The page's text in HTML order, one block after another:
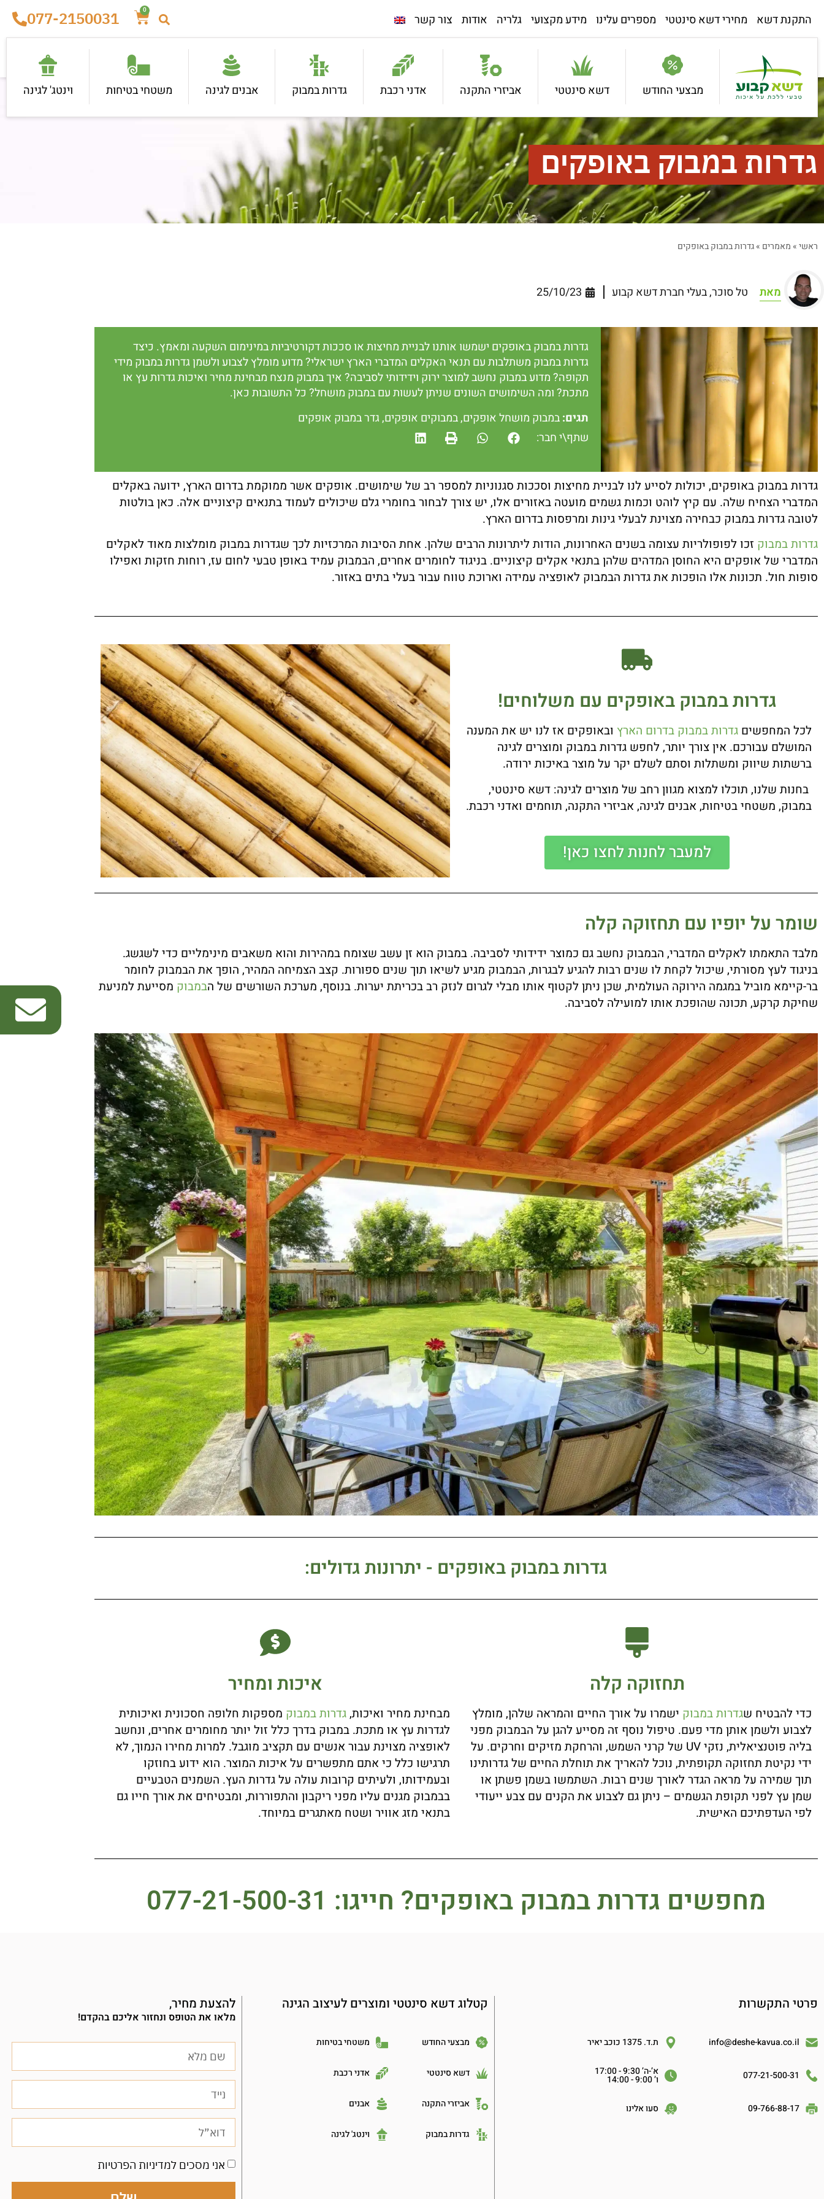
התקנת דשא מחירי דשא סינטטי מספרים עלינו מידע מקצועי גלריה אודות צור קשר
0
077-2150031
מבצעי החודש דשא סינטטי אביזרי התקנה אדני רכבת גדרות במבוק אבנים לגינה משטחי בטיחות וינטג' לגינה
גדרות במבוק באופקים
ראשי»מאמרים »גדרות במבוק באופקים
מאת טל סוכר, בעלי חברת דשא קבוע 25/10/23
גדרות במבוק באופקים ישמשו אותנו לבניית מחיצות או סככות דקורטיביות במינימום השקעה ומאמץ. כיצד
גדרות במבוק משתלבות עם תנאי האקלים המדברי הארץ ישראלי? מדוע מומלץ לצבוע ולשמן גדרות במבוק מידי
תקופה? מדוע במבוק נחשב למוצר ירוק וידידותי לסביבה? איך במבוק מנצח מבחינת מחיר ואיכות גדרות עץ או
מתכת? ומה השימושים השונים שניתן לעשות עם במבוק מושחל? כל התשובות כאן.
תגים:במבוק מושחל אופקים,במבוקים אופקים,גדר במבוק אופקים
שתף\י חבר:
גדרות במבוק באופקים, יכולות לסייע לנו לבניית מחיצות וסככות סגנוניות למספר רב של שימושים. אופקים אשר ממוקמת בדרום הארץ, ידועה באקלים
המדברי הצחיח שלה. עם קיץ לוהט וכמות גשמים מועטה באזורים אלו, יש צורך לבחור בחומרי גלם שיכולים לעמוד בתנאים קיצוניים אלה. כאן בולטות
לטובה גדרות במבוק כבחירה מצוינת לבעלי גינות ומרפסות בדרום הארץ.
גדרות במבוק זכו לפופולריות עצומה בשנים האחרונות, הודות ליתרונות הרבים שלהן. אחת הסיבות המרכזיות לכך שגדרות במבוק מומלצות מאוד לאקלים
המדברי של אופקים היא החוסן המדהים שלהן בתנאי אקלים קיצוניים. בניגוד לחומרים אחרים, הבמבוק עמיד באופן טבעי לחום עז, רוחות חזקות ואפילו
סופות חול. תכונות אלו הופכות את גדרות הבמבוק לאופציה עמידה וארוכת טווח עבור בעלי בתים באזור.
גדרות במבוק באופקים עם משלוחים!
לכל המחפשים גדרות במבוק בדרום הארץ ובאופקים אז לנו יש את המענה
המושלם עבורכם. אין צורך יותר, לחפש גדרות במבוק ומוצרים לגינה
ברשתות שיווק ומשתלות וסתם לשלם יקר על מוצר באיכות ירודה.
בחנות שלנו, תוכלו למצוא מגוון רחב של מוצרים לגינה: דשא סינטטי,
במבוק, משטחי בטיחות, אבנים לגינה, אביזרי התקנה, תוחמים ואדני רכבת.
למעבר לחנות לחצו כאן!
שומר על יופיו עם תחזוקה קלה
מלבד התאמתו לאקלים המדברי, הבמבוק נחשב גם כמוצר ידידותי לסביבה. במבוק הוא זן עשב שצומח במהירות והוא משאבים מינימליים כדי לשגשג.
בניגוד לעץ מסורתי, שיכול לקחת לו שנים רבות להגיע לבגרות, הבמבוק מגיע לשיאו תוך שנים ספורות. קצב הצמיחה המהיר, הופך את הבמבוק לחומר
בר-קיימא מוביל במגמה הירוקה העולמית, שכן ניתן לקטוף אותו מבלי לגרום לנזק רב בכריתת יערות. בנוסף, מערכת השורשים של הבמבוק מסייעת למניעת
שחיקת קרקע, תכונה שהופכת אותו למועילה לסביבה.
גדרות במבוק באופקים - יתרונות גדולים:
תחזוקה קלה
כדי להבטיח שגדרות במבוק ישמרו על אורך החיים והמראה שלהן, מומלץ
לצבוע ולשמן אותן מדי פעם. טיפול נוסף זה מסייע להגן על הבמבוק מפני
בליה פוטנציאלית, נזקי UV של קרני השמש, והרחקת מזיקים וחרקים. על
ידי נקיטת תחזוקה תקופתית, נוכל להאריך את תוחלת החיים של גדרותינו
תוך שמירה על מראה הגדר לאורך שנים רבות. השתמשו בשמן פשתן או
שמן עץ לפני תקופת הגשמים – ניתן גם לצבוע את הקנים עם צבע ייעודי
לפי העדפתיכם האישית.
איכות ומחיר
מבחינת מחיר ואיכות,גדרות במבוק מספקות חלופה חסכונית ואיכותית
לגדרות עץ או מתכת. במבוק בדרך כלל זול יותר מחומרים אחרים, ונחשב
לאופציה מצוינת עבור אנשים עם תקציב מוגבל. למרות מחירו הנמוך, לא
תרגישו כלל כי אתם מתפשרים על איכות המוצר. הוא ידוע בחוזקו
ובעמידותו, ולעיתים קרובות עולה על גדרות העץ. השמנים הטבעיים
בבמבוק מגנים עליו מפני ריקבון והתפוררות, ומבטיחים את אורך חייו גם
בתנאי מזג אוויר ושטח מאתגרים במיוחד.
מחפשים גדרות במבוק באופקים? חייגו: 077-21-500-31
פרטי התקשרות
info@deshe-kavua.co.il ת.ד. 1375 כוכב יאיר
077-21-500-31 א’-ה’ 9:30 - 17:00
ו’ 9:00 - 14:00
09-766-88-17 סעו אלינו
קטלוג דשא סינטטי ומוצרים לעיצוב הגינה
מבצעי החודש משטחי בטיחות
דשא סינטטי אדני רכבת
אביזרי התקנה אבנים
גדרות במבוק וינטג' לגינה
להצעת מחיר,
מלאו את הטופס ונחזור אליכם בהקדם!
אני מסכים למדיניות הפרטיות